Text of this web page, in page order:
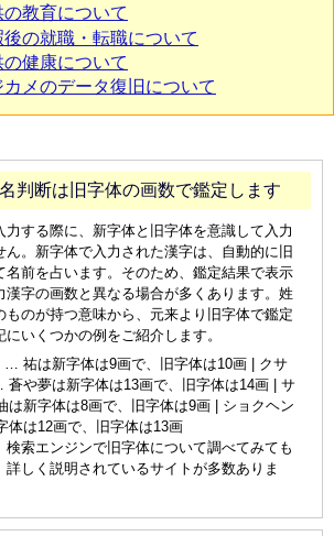
教育について
の就職・転職について
健康について
メのデータ復旧について
判断は旧字体の画数で鑑定します
力する際に、新字体と旧字体を意識して入力
ん。新字体で入力された漢字は、自動的に旧
名前を占います。そのため、鑑定結果で表示
漢字の画数と異なる場合が多くあります。姓
ものが持つ意味から、元来より旧字体で鑑定
いくつかの例をご紹介します。
… 祐は新字体は9画で、旧字体は10画 | クサ
や夢は新字体は13画で、旧字体は14画 | サ
新字体は8画で、旧字体は9画 | ショクヘン
体は12画で、旧字体は13画
検索エンジンで旧字体について調べてみても
詳しく説明されているサイトが多数ありま